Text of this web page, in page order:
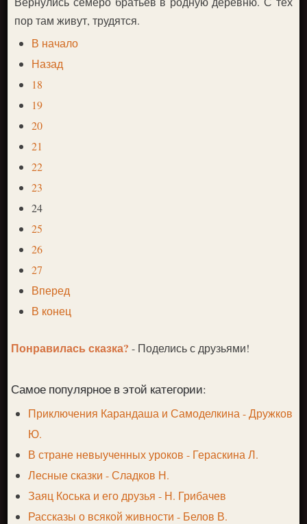
пор там живут, трудятся.
В начало
Назад
18
19
20
21
22
23
24
25
26
27
Вперед
В конец
Понравилась сказка?- Поделись с друзьями!
Самое популярное в этой категории:
Приключения Карандаша и Самоделкина - Дружков
Ю.
В стране невыученных уроков - Гераскина Л.
Лесные сказки - Сладков Н.
Заяц Коська и его друзья - Н. Грибачев
Рассказы о всякой живности - Белов В.